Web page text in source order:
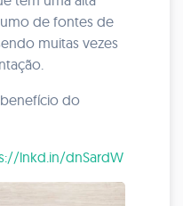
de fontes de
muitas vezes
do
lnkd.in/dnSardW